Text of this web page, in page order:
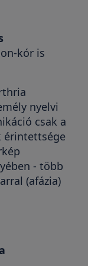
kór is
nyelvi
csak a
érintettsége
- több
(afázia)